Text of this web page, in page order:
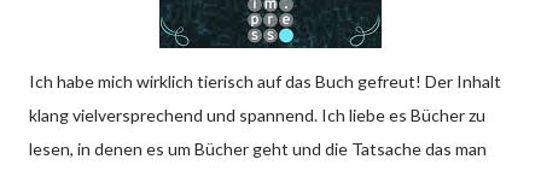
Ich habe mich wirklich tierisch auf das Buch gefreut! Der Inhalt
klang vielversprechend und spannend. Ich liebe es Bücher zu
lesen, in denen es um Bücher geht und die Tatsache das man